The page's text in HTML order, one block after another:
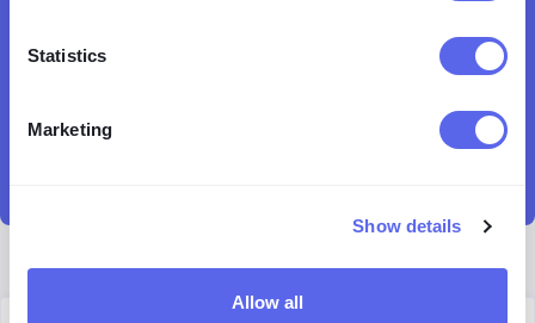
Statistics
Marketing
Show details
Allow all